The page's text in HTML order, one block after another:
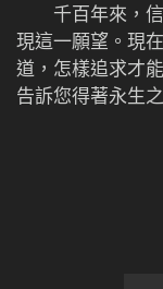
千百年來，
現這一願望。現
道，怎樣追求才
告訴您得著永生